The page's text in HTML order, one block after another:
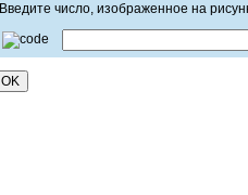
Введите число, изображенное на